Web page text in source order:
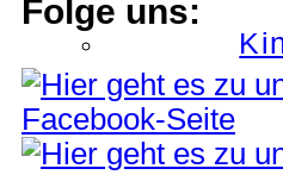
Folge uns: